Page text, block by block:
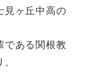
見ヶ丘中高の
である関根教